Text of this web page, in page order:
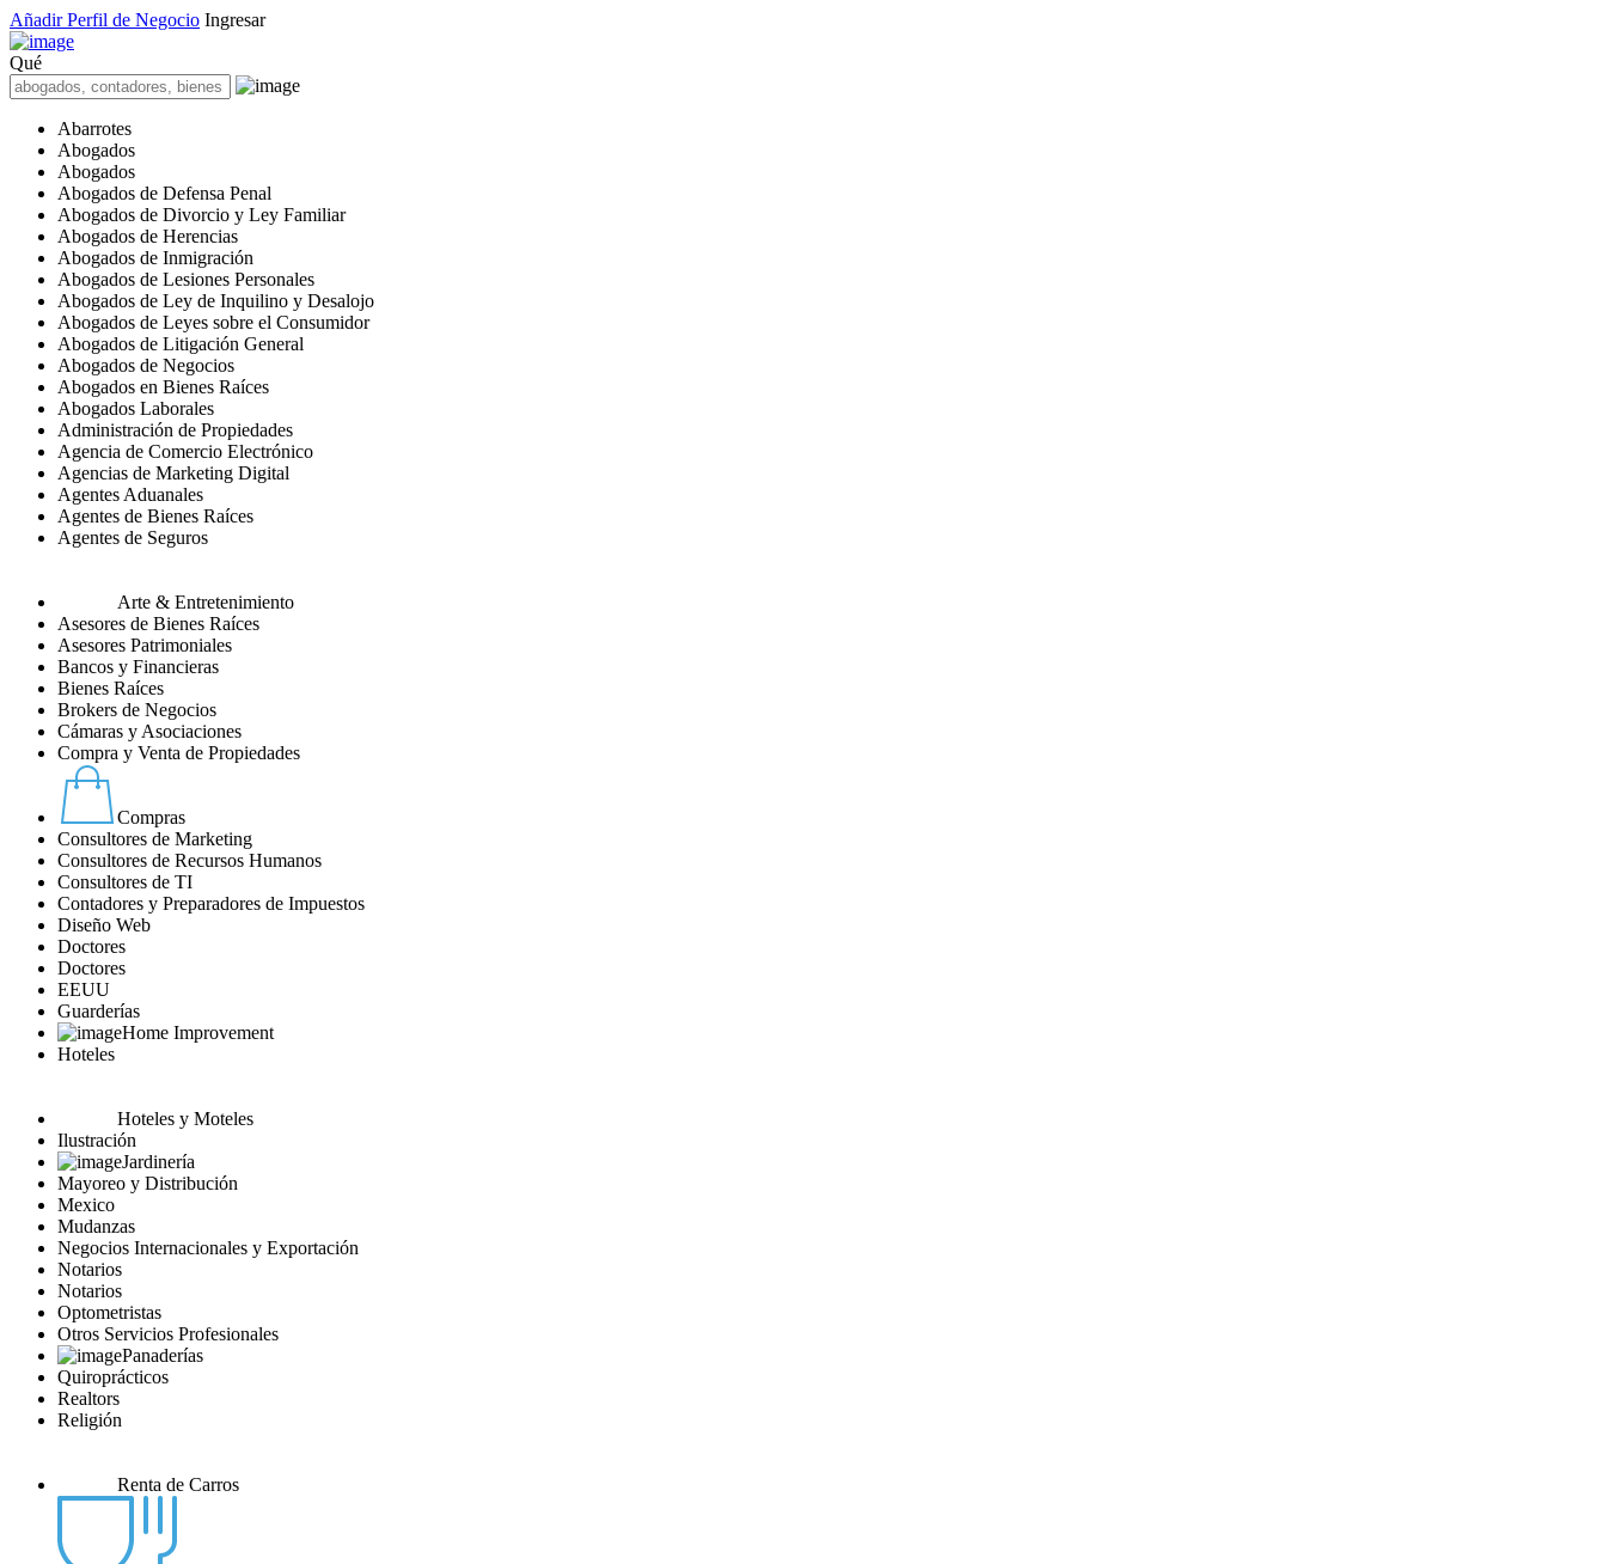
Añadir Perfil de Negocio Ingresar
Qué
Abarrotes
Abogados
Abogados
Abogados de Defensa Penal
Abogados de Divorcio y Ley Familiar
Abogados de Herencias
Abogados de Inmigración
Abogados de Lesiones Personales
Abogados de Ley de Inquilino y Desalojo
Abogados de Leyes sobre el Consumidor
Abogados de Litigación General
Abogados de Negocios
Abogados en Bienes Raíces
Abogados Laborales
Administración de Propiedades
Agencia de Comercio Electrónico
Agencias de Marketing Digital
Agentes Aduanales
Agentes de Bienes Raíces
Agentes de Seguros
Arte & Entretenimiento
Asesores de Bienes Raíces
Asesores Patrimoniales
Bancos y Financieras
Bienes Raíces
Brokers de Negocios
Cámaras y Asociaciones
Compra y Venta de Propiedades
Compras
Consultores de Marketing
Consultores de Recursos Humanos
Consultores de TI
Contadores y Preparadores de Impuestos
Diseño Web
Doctores
Doctores
EEUU
Guarderías
Home Improvement
Hoteles
Hoteles y Moteles
Ilustración
Jardinería
Mayoreo y Distribución
Mexico
Mudanzas
Negocios Internacionales y Exportación
Notarios
Notarios
Optometristas
Otros Servicios Profesionales
Panaderías
Quiroprácticos
Realtors
Religión
Renta de Carros